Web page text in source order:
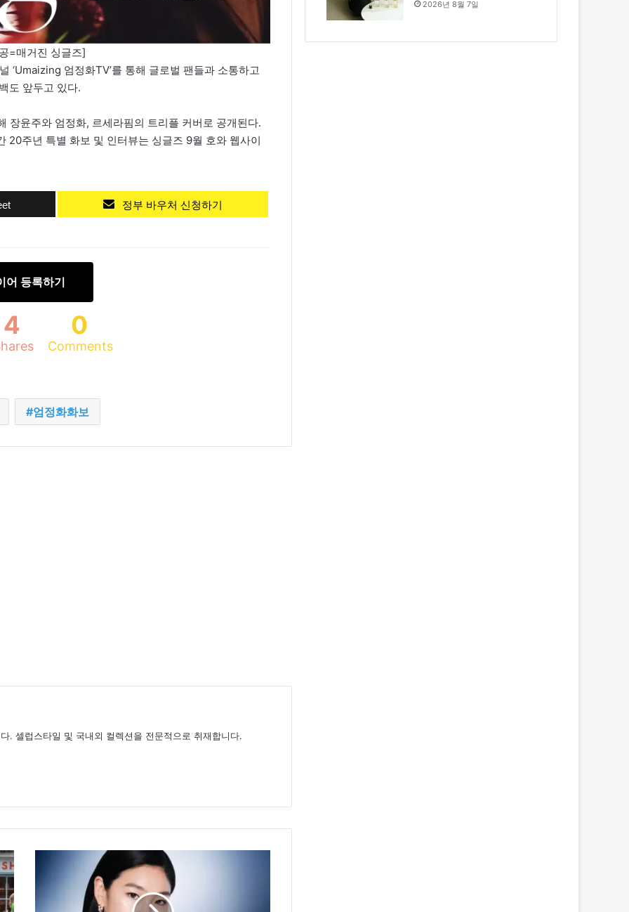
=매거진 싱글즈]
‘Umaizing 엄정화TV’를 통해 글로벌 팬들과 소통하고
도 앞두고 있다.
장윤주와 엄정화, 르세라핌의 트리플 커버로 공개된다.
20주년 특별 화보 및 인터뷰는 싱글즈 9월 호와 웹사이
정부 바우처 신청하기
어 등록하기
4 0
Comments
엄정화화보
. 셀럽스타일 및 국내외 컬렉션을 전문적으로 취재합니다.
2026년 8월 7일